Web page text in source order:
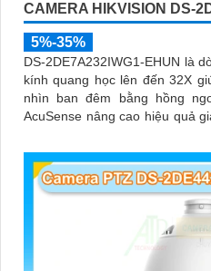
CAMERA HIKVISION DS-
5%-35%
DS-2DE7A232IWG1-EHUN là
kính quang học lên đến 32X
nhìn ban đêm bằng hồng
AcuSense nâng cao hiệu quả